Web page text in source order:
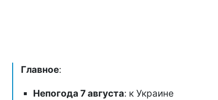
Главное:
Непогода 7 августа: к Украине